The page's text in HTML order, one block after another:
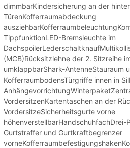
dimmbarKindersicherung an der
TürenKofferraumabdeckung
TippfunktionLED-Bremsleuchte im
(MCB)Rücksitzlehne der 2. Sitzreihe
umklappbarShark-AntenneStauraum
KofferraumbodensTürgriffe innen in
VordersitzenKartentaschen an der
VordersitzeSicherheitsgurte vorne
höhenverstellbarHandschuhfachDrei-
Gurtstraffer und Gurtkraftbegrenzer